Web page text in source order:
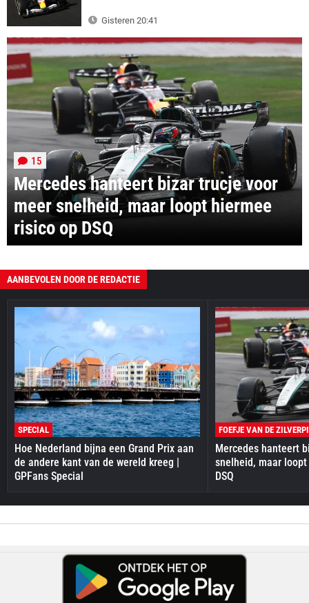
Gisteren 20:41
Mercedes hanteert bizar trucje voor
meer snelheid, maar loopt hiermee
risico op DSQ
15
AANBEVOLEN DOOR DE REDACTIE
SPECIAL
Hoe Nederland bijna een Grand Prix aan
de andere kant van de wereld kreeg |
GPFans Special
FOEFJE VAN DE
Mercedes hanteert
snelheid, maar
DSQ